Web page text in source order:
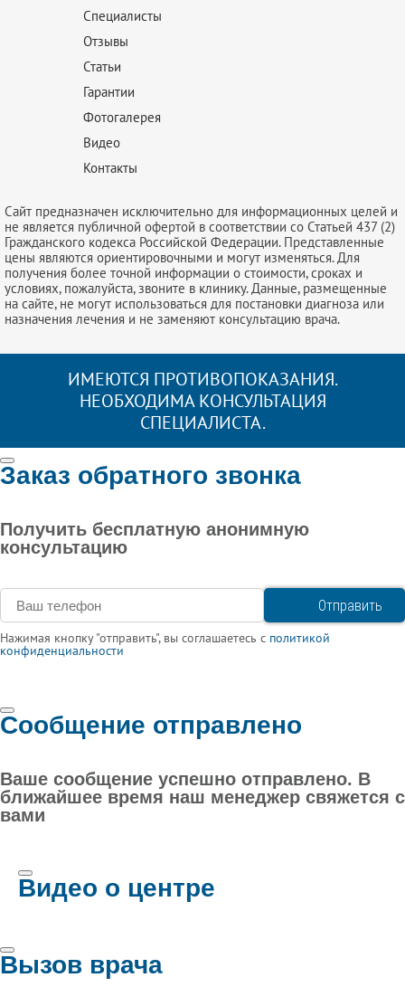
Специалисты
Отзывы
Статьи
Гарантии
Фотогалерея
Видео
Контакты
Сайт предназначен исключительно для информационных целей и
не является публичной офертой в соответствии со Статьей 437 (2)
Гражданского кодекса Российской Федерации. Представленные
цены являются ориентировочными и могут изменяться. Для
получения более точной информации о стоимости, сроках и
условиях, пожалуйста, звоните в клинику. Данные, размещенные
на сайте, не могут использоваться для постановки диагноза или
назначения лечения и не заменяют консультацию врача.
ИМЕЮТСЯ ПРОТИВОПОКАЗАНИЯ.
НЕОБХОДИМА КОНСУЛЬТАЦИЯ
СПЕЦИАЛИСТА.
Заказ обратного звонка
Получить бесплатную анонимную
консультацию
Нажимая кнопку "отправить", вы соглашаетесь с политикой
конфиденциальности
Сообщение отправлено
Ваше сообщение успешно отправлено. В
ближайшее время наш менеджер свяжется с
вами
Видео о центре
Вызов врача